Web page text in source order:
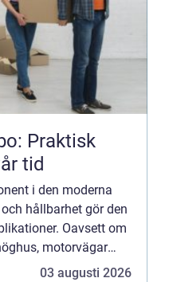
Praktisk
tid
i den moderna
hållbarhet gör den
Oavsett om
motorvägar
03 augusti 2026